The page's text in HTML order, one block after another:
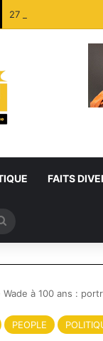
27 dragues
FAITS
Wade à 100 ans :
PEOPLE